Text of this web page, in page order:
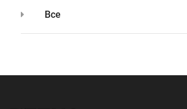
Все